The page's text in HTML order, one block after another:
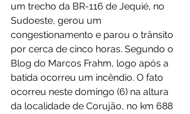
um trecho da BR-116 de Jequié, no
Sudoeste, gerou um
congestionamento e parou o trânsito
por cerca de cinco horas. Segundo o
Blog do Marcos Frahm, logo após a
batida ocorreu um incêndio. O fato
ocorreu neste domingo (6) na altura
da localidade de Corujão, no km 688